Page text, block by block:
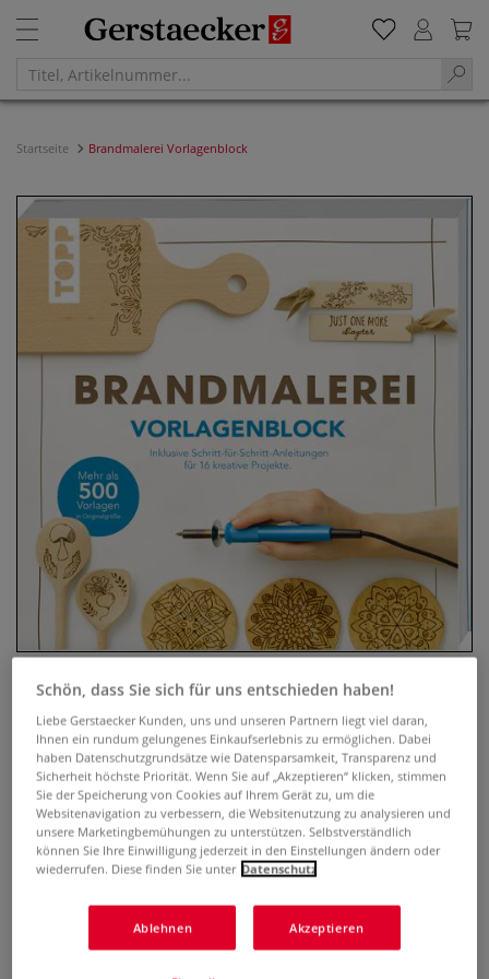
Startseite Brandmalerei Vorlagenblock
Brandmalerei Vorlagenblock
0 Bewertungen
Thema Brandmalerei ist ein Dauerbrenner im Kreativregal.
Vorlagen einfach aus dem Block heraustrennen und
übertragen. Mehr als 500 Vorlagen für Motive in handlichen
14,99 €
Schön, dass Sie sich für uns entschieden haben!
Liebe Gerstaecker Kunden, uns und unseren Partnern liegt viel daran,
Ihnen ein rundum gelungenes Einkaufserlebnis zu ermöglichen. Dabei
haben Datenschutzgrundsätze wie Datensparsamkeit, Transparenz und
Sicherheit höchste Priorität. Wenn Sie auf „Akzeptieren“ klicken, stimmen
Sie der Speicherung von Cookies auf Ihrem Gerät zu, um die
Websitenavigation zu verbessern, die Websitenutzung zu analysieren und
unsere Marketingbemühungen zu unterstützen. Selbstverständlich
können Sie Ihre Einwilligung jederzeit in den Einstellungen ändern oder
wiederrufen. Diese finden Sie unter Datenschutz
Ablehnen Akzeptieren